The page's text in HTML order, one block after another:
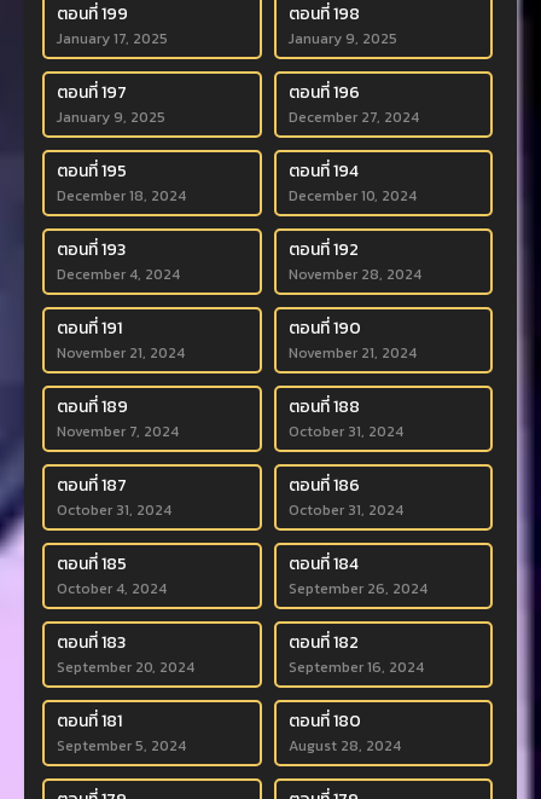
ตอนที่ 199
January 17, 2025
ตอนที่ 198
January 9, 2025
ตอนที่ 197
January 9, 2025
ตอนที่ 196
December 27, 2024
ตอนที่ 195
December 18, 2024
ตอนที่ 194
December 10, 2024
ตอนที่ 193
December 4, 2024
ตอนที่ 192
November 28, 2024
ตอนที่ 191
November 21, 2024
ตอนที่ 190
November 21, 2024
ตอนที่ 189
November 7, 2024
ตอนที่ 188
October 31, 2024
ตอนที่ 187
October 31, 2024
ตอนที่ 186
October 31, 2024
ตอนที่ 185
October 4, 2024
ตอนที่ 184
September 26, 2024
ตอนที่ 183
September 20, 2024
ตอนที่ 182
September 16, 2024
ตอนที่ 181
September 5, 2024
ตอนที่ 180
August 28, 2024